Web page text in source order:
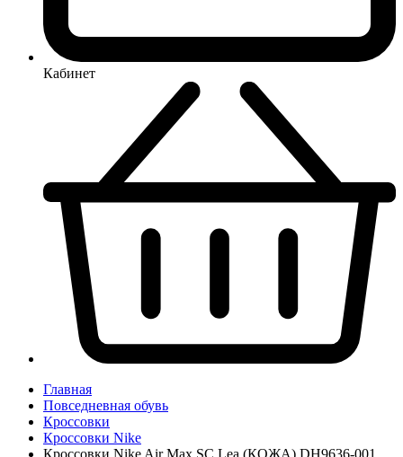
Кабинет
Главная
Повседневная обувь
Кроссовки
Кроссовки Nike
Кроссовки Nike Air Max SC Lea (КОЖА) DH9636-001